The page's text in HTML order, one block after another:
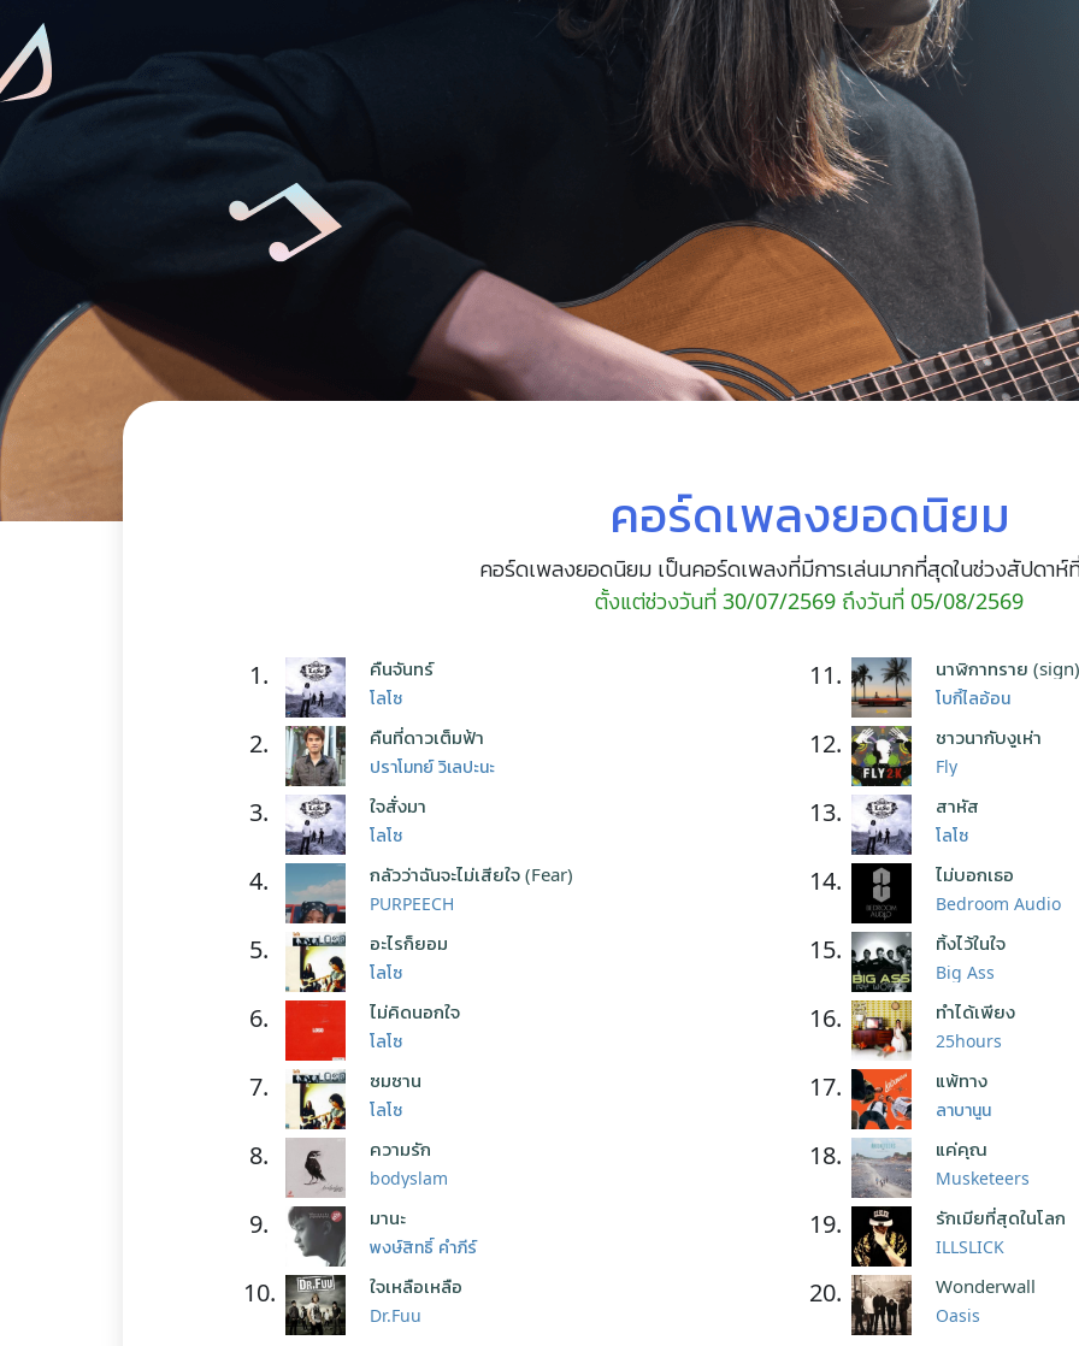
คอร์ดเพลงยอดนิยม
คอร์ดเพลงยอดนิยม เป็นคอร์ดเพลงที่มีการเล่นมากที่สุดในช่วงสัปดาห์
ตั้งแต่ช่วงวันที่ 30/07/2569 ถึงวันที่ 05/08/2569
1. คืนจันทร์
โลโซ
2. คืนที่ดาวเต็มฟ้า
ปราโมทย์ วิเลปะนะ
3. ใจสั่งมา
โลโซ
4. กลัวว่าฉันจะไม่เสียใจ (Fear)
PURPEECH
5. อะไรก็ยอม
โลโซ
6. ไม่คิดนอกใจ
โลโซ
7. ซมซาน
โลโซ
8. ความรัก
bodyslam
9. มานะ
พงษ์สิทธิ์ คำภีร์
10. ใจเหลือเหลือ
Dr.Fuu
11. นาฬิกาทราย (sign)
โบกี้ไลอ้อน
12. ชาวนากับงูเห่า
Fly
13. สาหัส
โลโซ
14. ไม่บอกเธอ
Bedroom Audio
15. ทิ้งไว้ในใจ
Big Ass
16. ทำได้เพียง
25hours
17. แพ้ทาง
ลาบานูน
18. แค่คุณ
Musketeers
19. รักเมียที่สุดในโลก
ILLSLICK
20. Wonderwall
Oasis